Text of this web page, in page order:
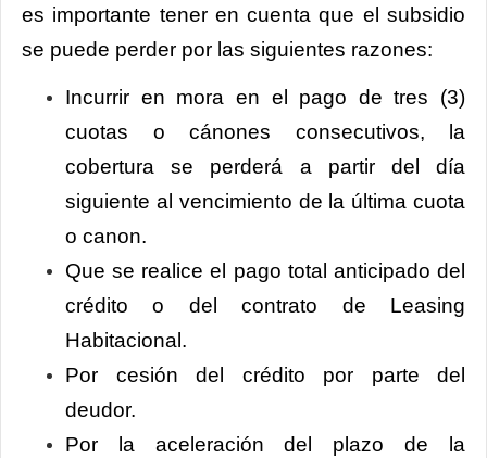
es importante tener en cuenta que el subsidio
se puede perder por las siguientes razones:
Incurrir en mora en el pago de tres (3)
cuotas o cánones consecutivos, la
cobertura se perderá a partir del día
siguiente al vencimiento de la última cuota
o canon.
Que se realice el pago total anticipado del
crédito o del contrato de Leasing
Habitacional.
Por cesión del crédito por parte del
deudor.
Por la aceleración del plazo de la